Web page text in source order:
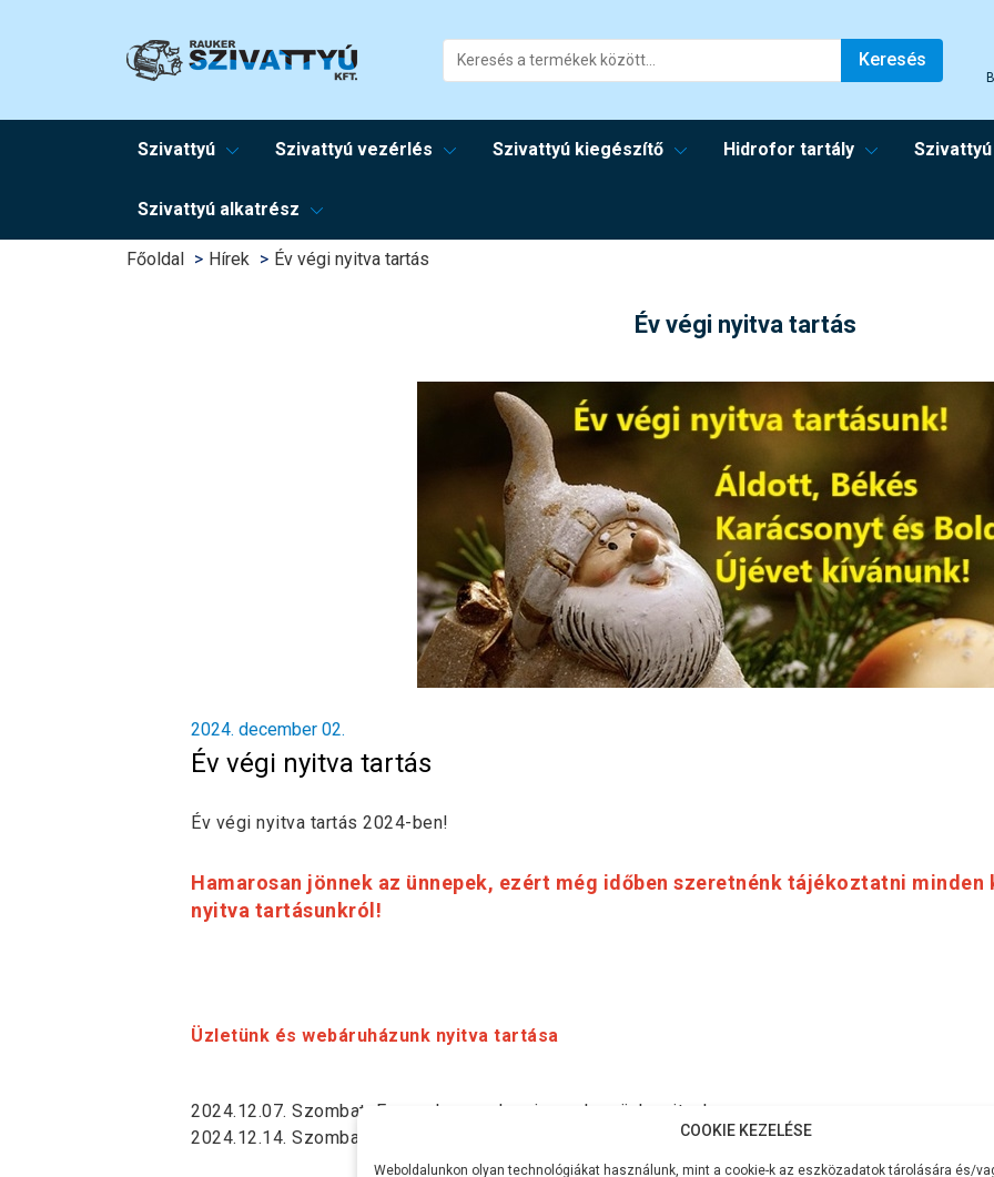
Keresés
Szivattyú Szivattyú vezérlés Szivattyú kiegészítő Hidrofor tartály
Szivattyú alkatrész
Főoldal Hírek Év végi nyitva tartás
Év végi nyitva tartás
2024. december 02.
Év végi nyitva tartás
Év végi nyitva tartás 2024-ben!
Hamarosan jönnek az ünnepek, ezért még időben szeretnénk tájékoztatni minden
nyitva tartásunkról!
Üzletünk és webáruházunk nyitva tartása
2024.12.07. Szombat Ez munkanap, de mi nem leszünk nyitva!
2024.12.14. Szombat Ez munkanap, de mi nem leszünk nyitva!COOKIE KEZELÉSE
Weboldalunkon olyan technológiákat használunk, mint a cookie-k az eszközadatok tárolására és/